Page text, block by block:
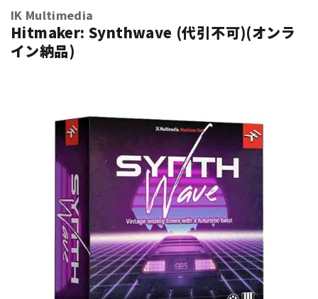
ベース ウクレレ
ドラム パーカッション
キーボード 電子ピアノ
管楽器 その他楽器
IK Multimedia
Hitmaker: Synthwave (代引不可)(オンラ
イン納品)